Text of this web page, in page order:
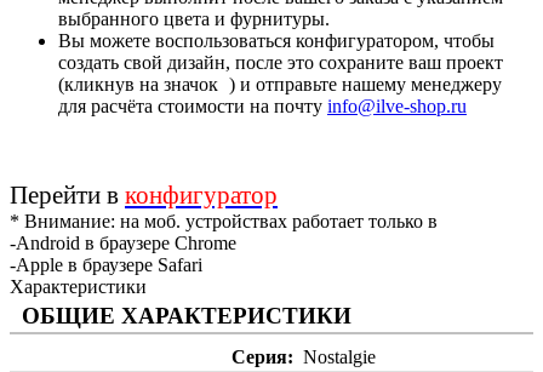
выбранного цвета и фурнитуры.
Вы можете воспользоваться конфигуратором, чтобы
создать свой дизайн, после это сохраните ваш проект
(кликнув на значок ) и отправьте нашему менеджеру
для расчёта стоимости на почту info@ilve-shop.ru
Перейти в конфигуратор
* Внимание: на моб. устройствах работает только в
-Android в браузере Chrome
-Apple в браузере Safari
Характеристики
ОБЩИЕ ХАРАКТЕРИСТИКИ
Серия Nostalgie